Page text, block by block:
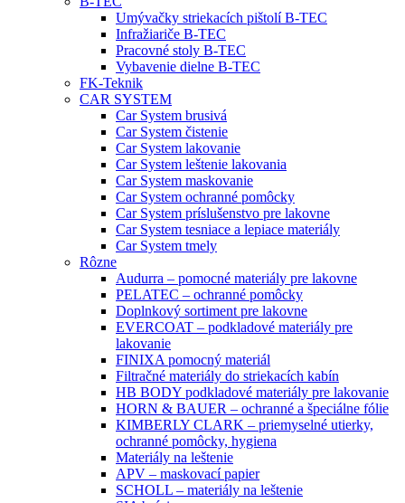
Umývačky striekacích pištolí B-TEC
Infražiariče B-TEC
Pracovné stoly B-TEC
Vybavenie dielne B-TEC
FK-Teknik
CAR SYSTEM
Car System brusivá
Car System čistenie
Car System lakovanie
Car System leštenie lakovania
Car System maskovanie
Car System ochranné pomôcky
Car System príslušenstvo pre lakovne
Car System tesniace a lepiace materiály
Car System tmely
Rôzne
Audurra – pomocné materiály pre lakovne
PELATEC – ochranné pomôcky
Doplnkový sortiment pre lakovne
EVERCOAT – podkladové materiály pre
lakovanie
FINIXA pomocný materiál
Filtračné materiály do striekacích kabín
HB BODY podkladové materiály pre lakovanie
HORN & BAUER – ochranné a špeciálne fólie
KIMBERLY CLARK – priemyselné utierky,
ochranné pomôcky, hygiena
Materiály na leštenie
APV – maskovací papier
SCHOLL – materiály na leštenie